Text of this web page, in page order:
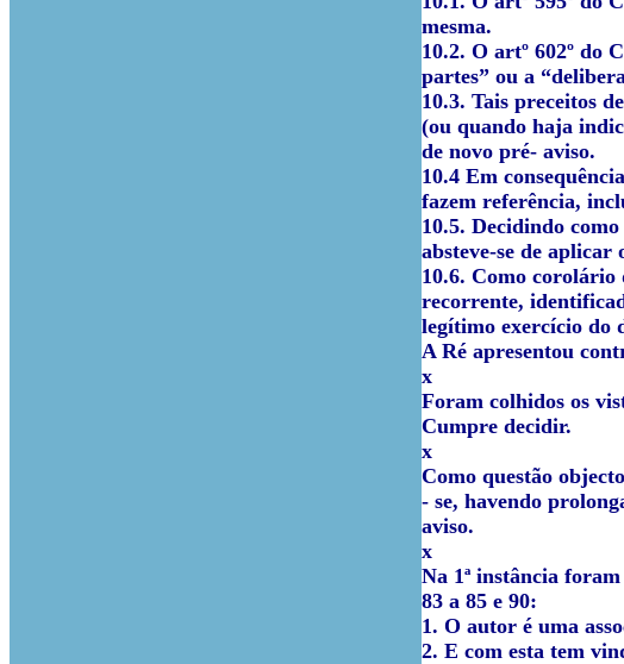
mesma.
10.2. O artº 602º do
partes” ou a
10.3. Tais preceitos
(ou quando haja
de novo pré- aviso.
10.4 Em
fazem referência,
10.5. Decidindo
absteve-se de aplicar
10.6. Como corolário
recorrente,
legítimo exercício do
A Ré apresentou
x
Foram colhidos os
Cumpre decidir.
x
Como questão
- se, havendo
aviso.
x
Na 1ª instância
83 a 85 e 90:
1. O autor é uma
2. E com esta tem